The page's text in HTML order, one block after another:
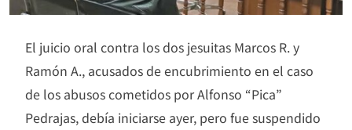
El juicio oral contra los dos jesuitas Marcos R. y
Ramón A., acusados de encubrimiento en el caso
de los abusos cometidos por Alfonso “Pica”
Pedrajas, debía iniciarse ayer, pero fue suspendido